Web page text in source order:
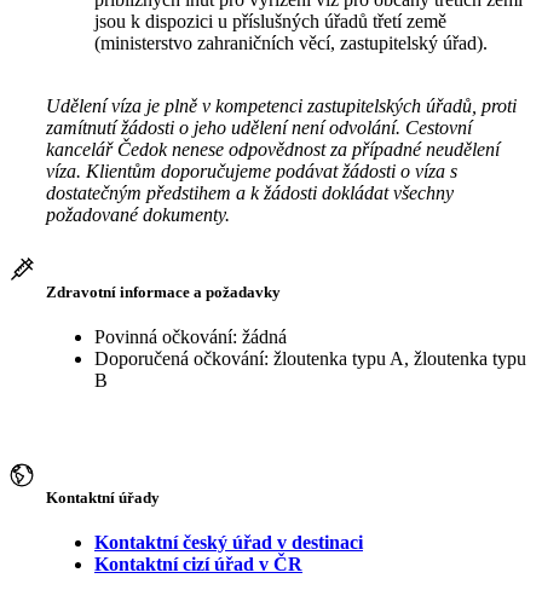
jsou k dispozici u příslušných úřadů třetí země
(ministerstvo zahraničních věcí, zastupitelský úřad).
Udělení víza je plně v kompetenci zastupitelských úřadů, proti
zamítnutí žádosti o jeho udělení není odvolání. Cestovní
kancelář Čedok nenese odpovědnost za případné neudělení
víza. Klientům doporučujeme podávat žádosti o víza s
dostatečným předstihem a k žádosti dokládat všechny
požadované dokumenty.
Zdravotní informace a požadavky
Povinná očkování: žádná
Doporučená očkování: žloutenka typu A, žloutenka typu
B
Kontaktní úřady
Kontaktní český úřad v destinaci
Kontaktní cizí úřad v ČR